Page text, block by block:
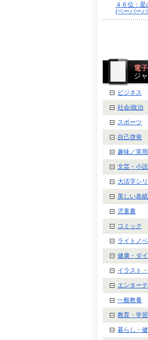
４６位：
(ペーパー
電
ジ
ビジネス
社会/政治
スポーツ
自己啓発
趣味／実
文芸・小説
大活字シ
美しい表
児童書
コミック
ライトノ
健康・ダ
イラスト
エンター
一般教養
教育・学習
暮らし・